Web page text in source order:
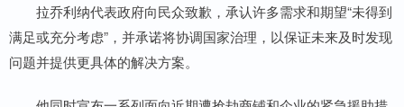
拉乔利纳代表政府向民众致歉，承认许多需求和期望“未得到
满足或充分考虑”，并承诺将协调国家治理，以保证未来及时发现
问题并提供更具体的解决方案。